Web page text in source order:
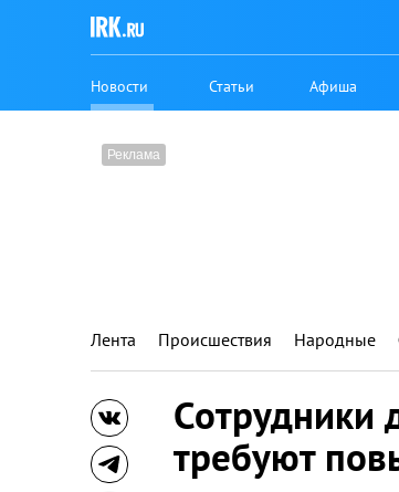
Новости Статьи Афиша
Лента Происшествия Народные
Сотрудники
требуют